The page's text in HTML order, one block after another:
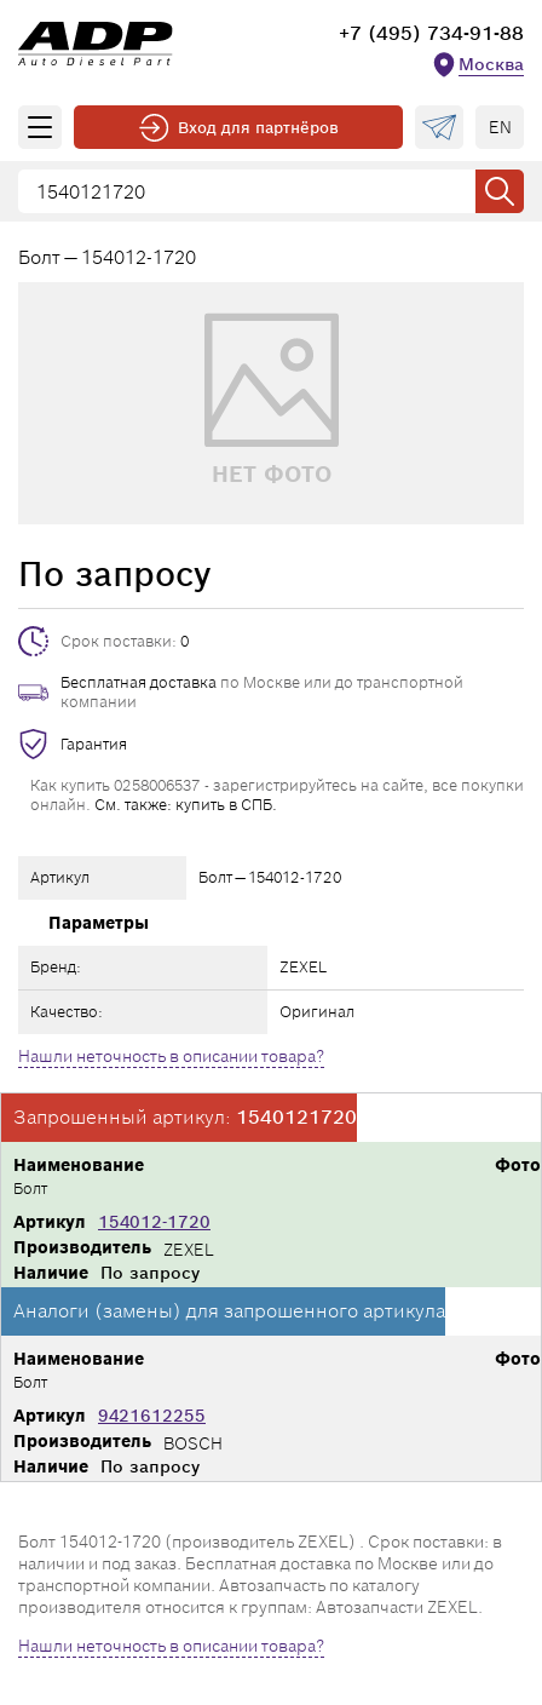
+7 (495) 734-91-88
Москва
Вход для партнёров EN
Болт — 154012-1720
НЕТ ФОТО
Артикул Болт — 154012-1720
Параметры
Бренд: ZEXEL
Качество: Оригинал
Нашли неточность в описании товара?
По запросу
Срок поставки: 0
Бесплатная доставка по Москве или до транспортной
компании
Гарантия
Как купить 0258006537 - зарегистрируйтесь на сайте, все покупки
онлайн. См. также: купить в СПБ.
Запрошенный артикул: 1540121720
Фото
Производитель ZEXEL
Артикул 154012-1720
Наименование
Болт
Наличие По запросу
Аналоги (замены) для запрошенного артикула
Фото
Производитель BOSCH
Артикул 9421612255
Наименование
Болт
Наличие По запросу
Болт 154012-1720 (производитель ZEXEL) . Срок поставки: в
наличии и под заказ. Бесплатная доставка по Москве или до
транспортной компании. Автозапчасть по каталогу
производителя относится к группам: Автозапчасти ZEXEL.
Нашли неточность в описании товара?